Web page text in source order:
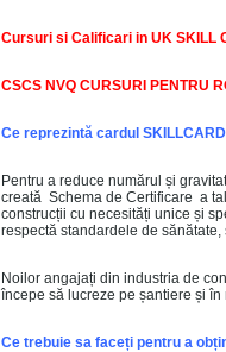
Cursuri si Calificari in UK SKILL
CSCS NVQ CURSURI PENTRU
Ce reprezintă cardul
Pentru a reduce numărul și
creată Schema de Certificare a
construcții cu necesități unice și
respectă standardele de
Noilor angajați din industria de
începe să lucreze pe șantiere și
Ce trebuie sa faceți pentru a